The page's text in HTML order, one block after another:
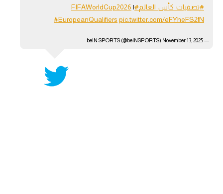
فيديو في الجول
#تصفيات_كأس_العالم#FIFAWorldCup2026
|
#EuropeanQualifiers pic.twitter.com/eFYheFS2fN
— beIN SPORTS (@beINSPORTS)
November 13, 2025